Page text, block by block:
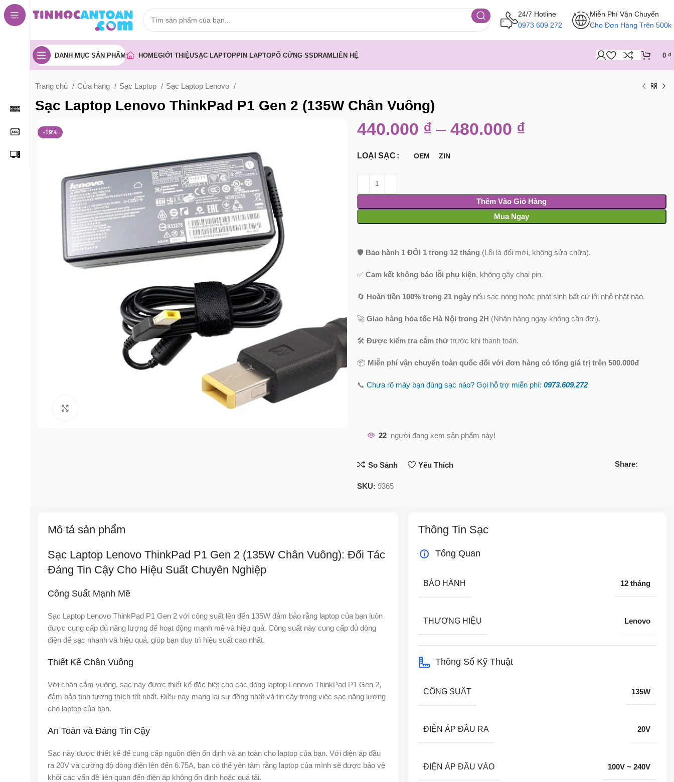
24/7 Hotline
0973 609 272
Miễn Phí Vận Chuyển
Cho Đơn Hàng Trên 500k
DANH MỤC SẢN PHẨM HOMEGIỚI THIỆUSẠC LAPTOPPIN LAPTOPỔ CỨNG SSDRAMLIÊN HỆ 0 ₫
Trang chủ Cửa hàng Sạc Laptop Sạc Laptop Lenovo
Sạc Laptop Lenovo ThinkPad P1 Gen 2 (135W Chân Vuông)
-19% 440.000 ₫ – 480.000 ₫
LOẠI SẠC OEM ZIN
Thêm Vào Giỏ Hàng
Mua Ngay
🛡️ Bảo hành 1 ĐỔI 1 trong 12 tháng (Lỗi là đổi mới, không sửa chữa).
✅ Cam kết không báo lỗi phụ kiện, không gây chai pin.
🔄 Hoàn tiền 100% trong 21 ngày nếu sạc nóng hoặc phát sinh bất cứ lỗi nhỏ nhặt nào.
🚀 Giao hàng hỏa tốc Hà Nội trong 2H (Nhận hàng ngay không cần đợi).
🛠️ Được kiểm tra cắm thử trước khi thanh toán.
📦 Miễn phí vận chuyển toàn quốc đối với đơn hàng có tổng giá trị trên 500.000đ
📞 Chưa rõ máy bạn dùng sạc nào? Gọi hỗ trợ miễn phí: 0973.609.272
22 người đang xem sản phẩm này!
So Sánh Yêu Thích Share:
SKU: 9365
Mô tả sản phẩm
Sạc Laptop Lenovo ThinkPad P1 Gen 2 (135W Chân Vuông): Đối Tác
Đáng Tin Cậy Cho Hiệu Suất Chuyên Nghiệp
Công Suất Mạnh Mẽ
Sạc Laptop Lenovo ThinkPad P1 Gen 2 với công suất lên đến 135W đảm bảo rằng laptop của bạn luôn
được cung cấp đủ năng lượng để hoạt động mạnh mẽ và hiệu quả. Công suất này cung cấp đủ dòng
điện để sạc nhanh và hiệu quả, giúp bạn duy trì hiệu suất cao nhất.
Thiết Kế Chân Vuông
Với chân cắm vuông, sạc này được thiết kế đặc biệt cho các dòng laptop Lenovo ThinkPad P1 Gen 2,
đảm bảo tính tương thích tốt nhất. Điều này mang lại sự đồng nhất và tin cậy trong việc sạc năng lượng
cho laptop của bạn.
An Toàn và Đáng Tin Cậy
Sạc này được thiết kế để cung cấp nguồn điện ổn định và an toàn cho laptop của bạn. Với điện áp đầu
ra 20V và cường độ dòng điện lên đến 6.75A, bạn có thể yên tâm rằng laptop của mình sẽ được bảo vệ
khỏi các vấn đề liên quan đến điện áp không ổn định hoặc quá tải.
Thông Tin Sạc
Tổng Quan
BẢO HÀNH 12 tháng
THƯƠNG HIỆU Lenovo
Thông Số Kỹ Thuật
CÔNG SUẤT 135W
ĐIỆN ÁP ĐẦU RA 20V
ĐIỆN ÁP ĐẦU VÀO 100V ~ 240V